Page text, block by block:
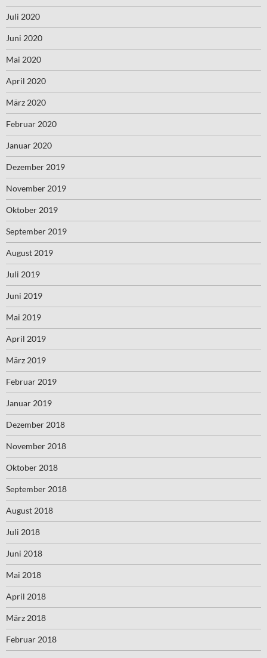
Juli 2020
Juni 2020
Mai 2020
April 2020
März 2020
Februar 2020
Januar 2020
Dezember 2019
November 2019
Oktober 2019
September 2019
August 2019
Juli 2019
Juni 2019
Mai 2019
April 2019
März 2019
Februar 2019
Januar 2019
Dezember 2018
November 2018
Oktober 2018
September 2018
August 2018
Juli 2018
Juni 2018
Mai 2018
April 2018
März 2018
Februar 2018